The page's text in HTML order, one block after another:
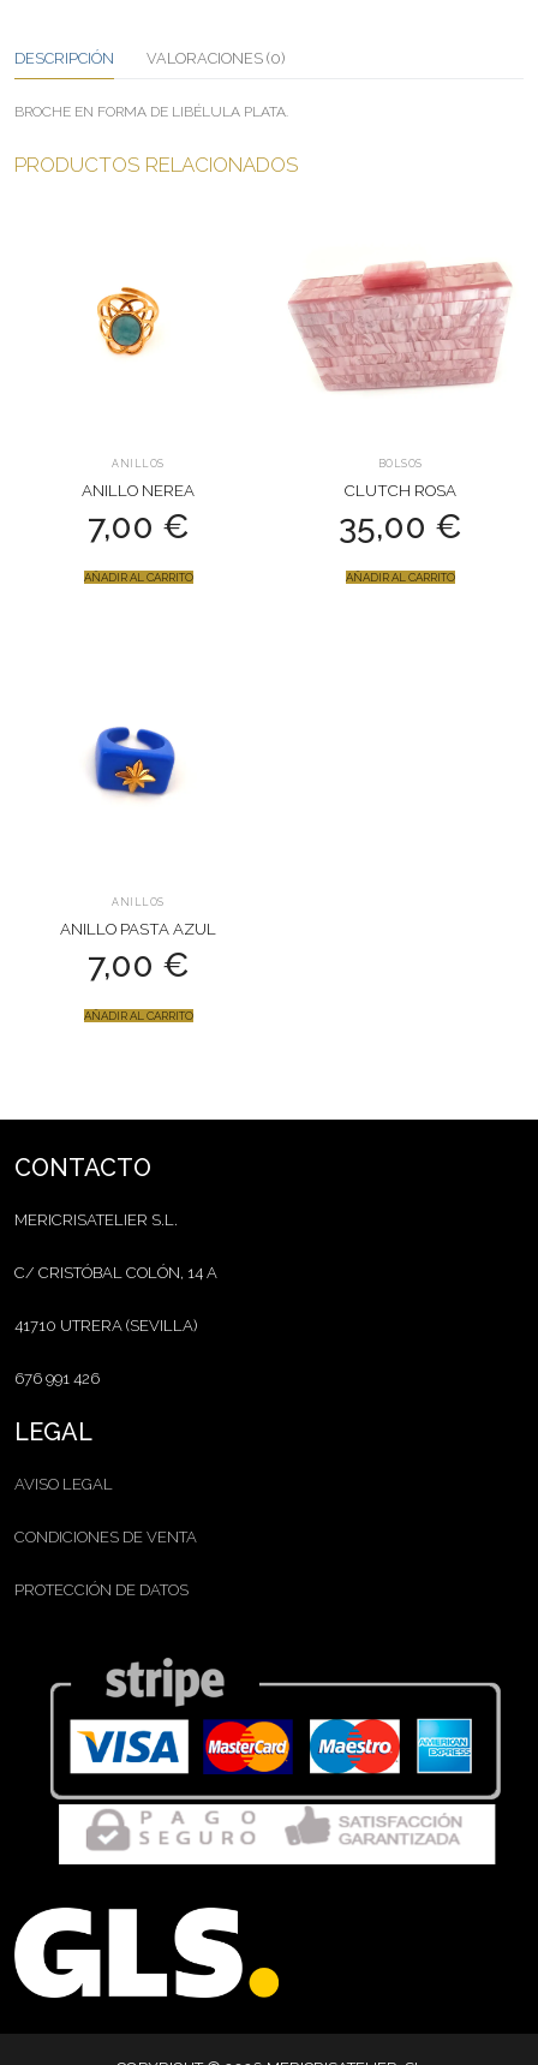
DESCRIPCIÓN VALORACIONES (0)
BROCHE EN FORMA DE LIBÉLULA PLATA.
PRODUCTOS RELACIONADOS
ANILLOS
ANILLO NEREA
7,00 €
AÑADIR AL CARRITO
BOLSOS
CLUTCH ROSA
35,00 €
AÑADIR AL CARRITO
ANILLOS
ANILLO PASTA AZUL
7,00 €
AÑADIR AL CARRITO
CONTACTO
MERICRISATELIER S.L.
C/ CRISTÓBAL COLÓN, 14 A
41710 UTRERA (SEVILLA)
676 991 426
LEGAL
AVISO LEGAL
CONDICIONES DE VENTA
PROTECCIÓN DE DATOS